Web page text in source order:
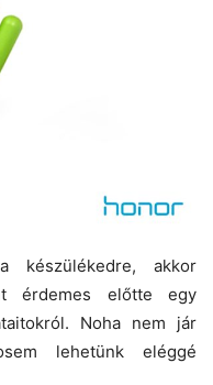
akkor
érdemes előtte egy
Noha nem jár
lehetünk eléggé